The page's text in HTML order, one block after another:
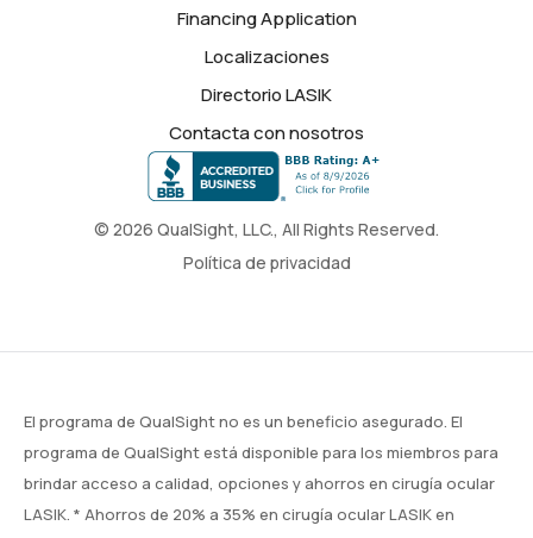
© 2026 QualSight, LLC., All Rights Reserved.
Política de privacidad
Financing Application
Localizaciones
Directorio LASIK
Contacta con nosotros
El programa de QualSight no es un beneficio asegurado. El
programa de QualSight está disponible para los miembros para
brindar acceso a calidad, opciones y ahorros en cirugía ocular
LASIK. * Ahorros de 20% a 35% en cirugía ocular LASIK en